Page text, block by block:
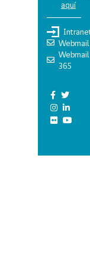
aquí
Webmail
Webmail
365